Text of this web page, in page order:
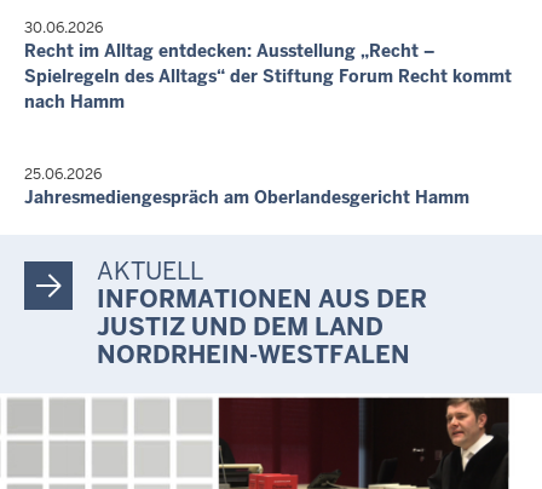
30.06.2026
Recht im Alltag entdecken: Ausstellung „Recht –
Spielregeln des Alltags“ der Stiftung Forum Recht kommt
nach Hamm
25.06.2026
Jahresmediengespräch am Oberlandesgericht Hamm
AKTUELL
INFORMATIONEN AUS DER
JUSTIZ UND DEM LAND
NORDRHEIN-WESTFALEN